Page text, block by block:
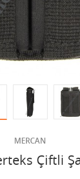
MERCAN
Çiftli